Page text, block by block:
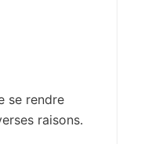
se rendre
raisons.